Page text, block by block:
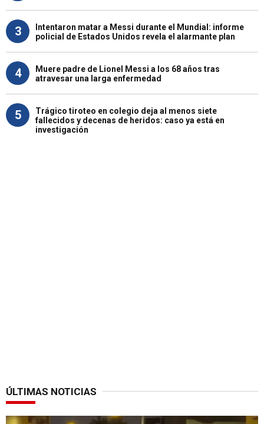
3
Intentaron matar a Messi durante el Mundial: informe
policial de Estados Unidos revela el alarmante plan
4
Muere padre de Lionel Messi a los 68 años tras
atravesar una larga enfermedad
5
Trágico tiroteo en colegio deja al menos siete
fallecidos y decenas de heridos: caso ya está en
investigación
ÚLTIMAS NOTICIAS